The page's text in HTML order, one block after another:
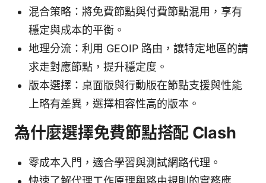
混合策略：將免費節點與付費節點混用，享有
穩定與成本的平衡。
地理分流：利用 GEOIP 路由，讓特定地區的請
求走對應節點，提升穩定度。
版本選擇：桌面版與行動版在節點支援與性能
上略有差異，選擇相容性高的版本。
為什麼選擇免費節點搭配 Clash
零成本入門，適合學習與測試網路代理。